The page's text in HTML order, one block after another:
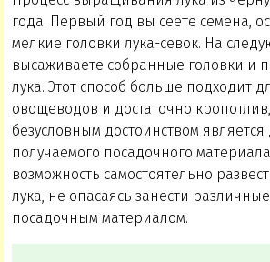
года. Первый год вы сеете семена,
мелкие головки лука-севок. На
высаживаете собранные головки и
лука. Этот способ больше подходит
овощеводов и достаточно
безусловным достоинством
получаемого посадочного
возможность самостоятельно
лука, не опасаясь занести
посадочным материалом.